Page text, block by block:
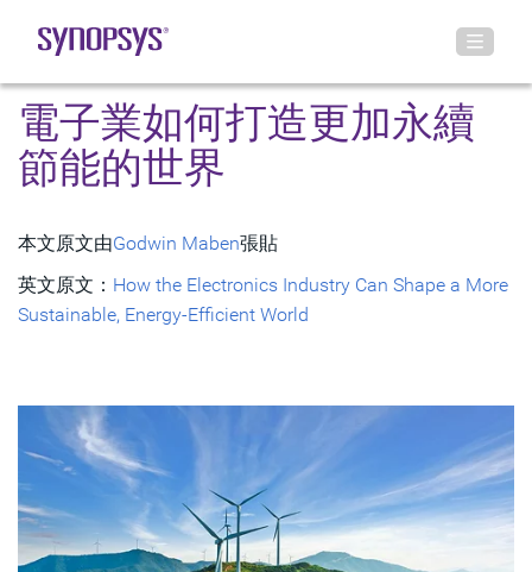
電子業如何打造更加永續
節能的世界
本文原文由Godwin Maben張貼
英文原文： How the Electronics Industry Can Shape a More
Sustainable, Energy-Efficient World